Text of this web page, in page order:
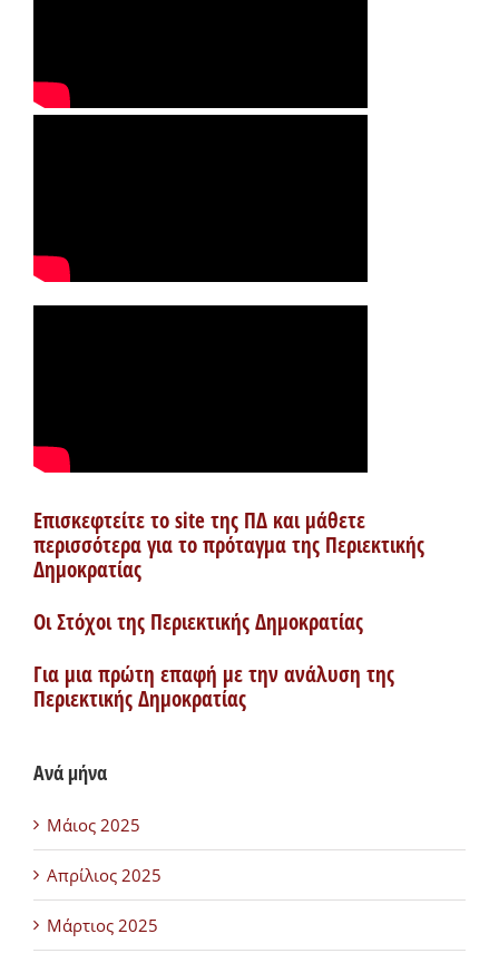
Επισκεφτείτε το site της ΠΔ και μάθετε
περισσότερα για το πρόταγμα της Περιεκτικής
Δημοκρατίας
Οι Στόχοι της Περιεκτικής Δημοκρατίας
Για μια πρώτη επαφή με την ανάλυση της
Περιεκτικής Δημοκρατίας
Ανά μήνα
Μάιος 2025
Απρίλιος 2025
Μάρτιος 2025